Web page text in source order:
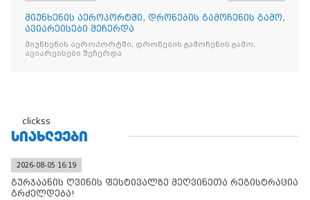
მიუნხენის აეროპორტში, დრონების გამოჩენის გამო,
ავიარეისები შეჩერდა
მიუნხენის აეროპორტში, დრონების გამოჩენის გამო,
ავიარეისები შეჩერდა
clickss
ᲡᲘᲐᲮᲚᲔᲔᲑᲘ
2026-08-05 16:19
გურჯაანის ღვინის ფესტივალზე მეღვინეთა რეგისტრაცია
გრძელდება!